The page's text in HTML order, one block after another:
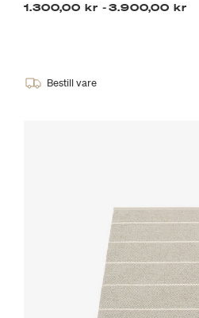
1.300,00 kr -3.900,00 kr
Bestill vare